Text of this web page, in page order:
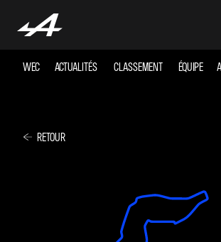
WEC ACTUALITÉS CLASSEMENT ÉQUIPE
RETOUR